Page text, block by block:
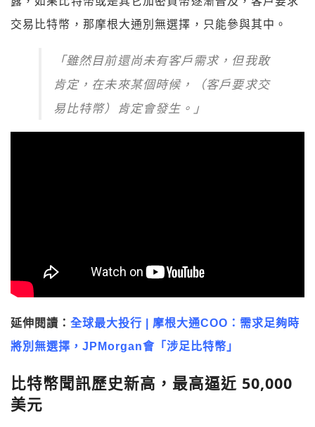
交易比特幣，那摩根大通別無選擇，只能參與其中。
「雖然目前還尚未有客戶需求，但我敢
肯定，在未來某個時候，（客戶要求交
易比特幣）肯定會發生。」
延伸閱讀： 全球最大投行 | 摩根大通COO：需求足夠時
將別無選擇，JPMorgan會「涉足比特幣」
比特幣聞訊歷史新高，最高逼近 50,000
美元